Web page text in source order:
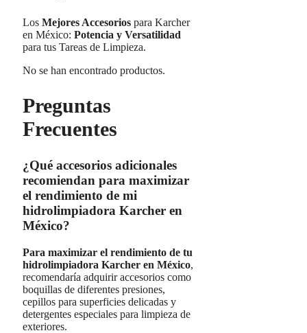
Los Mejores Accesorios para Karcher
en México: Potencia y Versatilidad
para tus Tareas de Limpieza.
No se han encontrado productos.
Preguntas
Frecuentes
¿Qué accesorios adicionales
recomiendan para maximizar
el rendimiento de mi
hidrolimpiadora Karcher en
México?
Para maximizar el rendimiento de tu
hidrolimpiadora Karcher en México,
recomendaría adquirir accesorios como
boquillas de diferentes presiones,
cepillos para superficies delicadas y
detergentes especiales para limpieza de
exteriores.